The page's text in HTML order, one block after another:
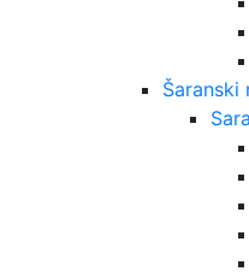
Šaranski